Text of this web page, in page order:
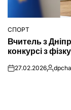
ОПУБЛІКУВАТИ
У
СПОРТ
Вчитель з
конкурсі з
on27.02.2026